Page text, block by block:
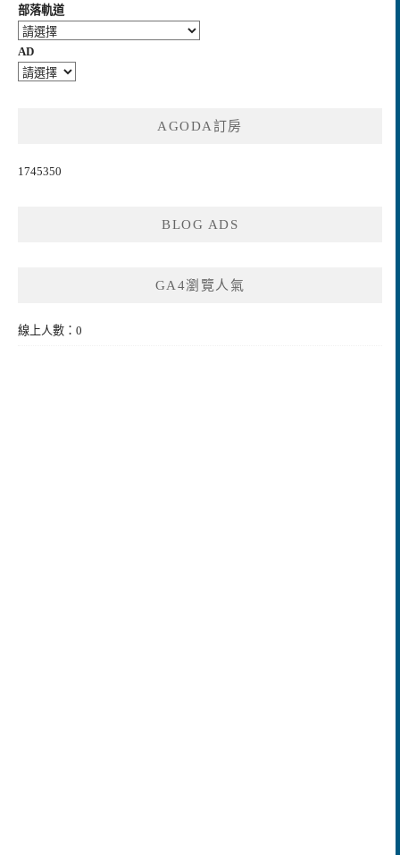
部落軌道
AD
AGODA訂房
1745350
BLOG ADS
GA4瀏覽人氣
線上人數：0